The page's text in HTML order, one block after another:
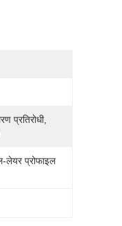
प्रतिरोधी,
लेयर प्रोफाइल